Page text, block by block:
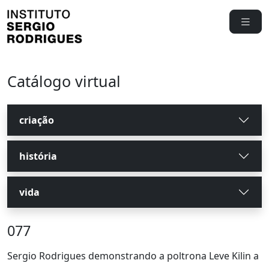
Catálogo virtual
criação
história
vida
077
Sergio Rodrigues demonstrando a poltrona Leve Kilin a